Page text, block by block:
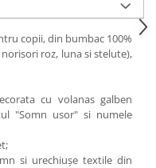
copii, din bumbac 100%
roz, luna si stelute),
cu volanas galben
"Somn usor" si numele
si urechiușe textile din